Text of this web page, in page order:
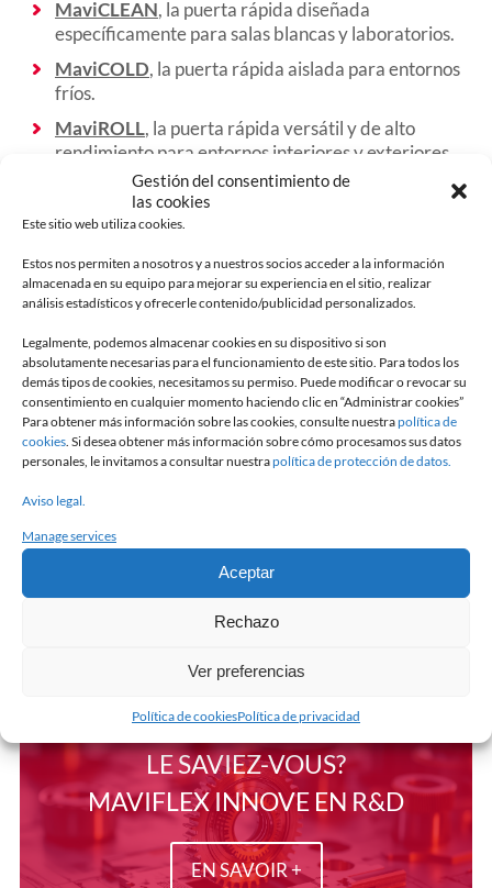
Gestión del consentimiento de
las cookies
Este sitio web utiliza cookies.
Estos nos permiten a nosotros y a nuestros socios acceder a la información
almacenada en su equipo para mejorar su experiencia en el sitio, realizar
análisis estadísticos y ofrecerle contenido/publicidad personalizados.
Legalmente, podemos almacenar cookies en su dispositivo si son
absolutamente necesarias para el funcionamiento de este sitio. Para todos los
demás tipos de cookies, necesitamos su permiso. Puede modificar o revocar su
consentimiento en cualquier momento haciendo clic en “Administrar cookies”
Para obtener más información sobre las cookies, consulte nuestrapolítica de
cookies . Si desea obtener más información sobre cómo procesamos sus datos
personales, le invitamos a consultar nuestrapolítica de protección de datos.
Aviso legal.
Manage services
Aceptar
Rechazo
Ver preferencias
Política de cookiesPolítica de privacidad
MaviCLEAN, la puerta rápida diseñada
específicamente para salas blancas y laboratorios.
MaviCOLD, la puerta rápida aislada para entornos
fríos.
MaviROLL, la puerta rápida versátil y de alto
rendimiento para entornos interiores y exteriores.
MaviPASS, la puerta rápida flexible para entornos
exteriores.
para entornos exteriores., la porte rapide
surdimensionnée pour les environnements
LE SAVIEZ-VOUS?
MAVIFLEX INNOVE EN R&D
EN SAVOIR +